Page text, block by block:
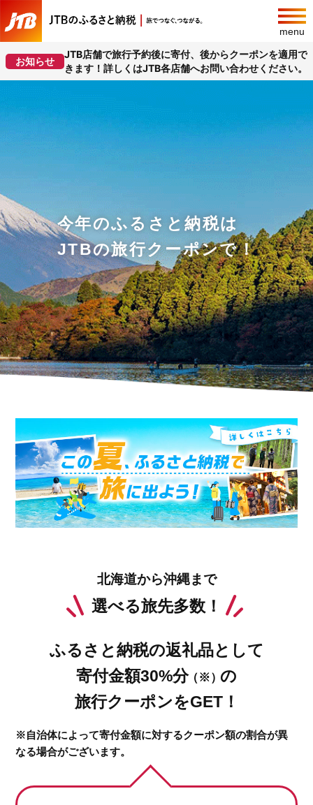
menu
お知らせ
JTB店舗で旅行予約後に寄付、後からクーポンを適用で
きます！詳しくはJTB各店舗へお問い合わせください。
今年のふるさと納税は
JTBの旅行クーポンで！
北海道から沖縄まで
選べる旅先多数！
ふるさと納税の返礼品として
寄付金額30%分（※）の
旅行クーポンをGET！
※自治体によって寄付金額に対するクーポン額の割合が異
なる場合がございます。